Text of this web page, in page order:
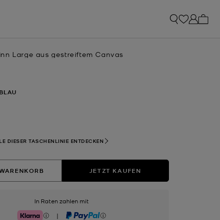
Large aus gestreiftem Canvas
DIESER TASCHENLINIE ENTDECKEN
JETZT KAUFEN
In Raten zahlen mit
|